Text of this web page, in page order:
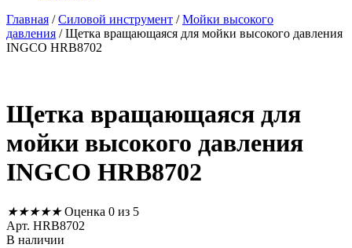
Главная /Силовой инструмент /Мойки высокого
давления / Щетка вращающаяся для мойки высокого давления
INGCO HRB8702
Щетка вращающаяся для
мойки высокого давления
INGCO HRB8702
★★★★★ Оценка 0 из 5
Арт. HRB8702
В наличии